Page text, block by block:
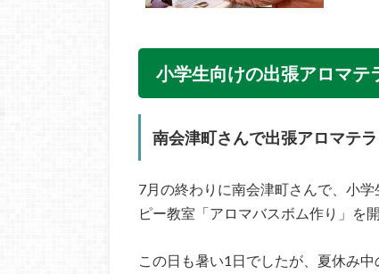
小学生向けの出張アロマテ
南会津町さんで出張アロマテ
7月の終わりに南会津町さんで、小
ピー教室「アロマバスボム作り」を
この日も暑い1日でしたが、夏休み